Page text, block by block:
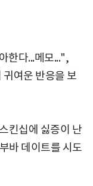
한다...메모...",
여운 반응을 보
킨십에 싫증이 난
바 데이트를 시도